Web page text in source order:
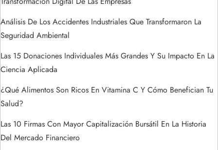
n
t
r
a
d
a
Análisis De Los Accidentes Industriales Que Transformaron La
Seguridad Ambiental
Las 15 Donaciones Individuales Más Grandes Y Su Impacto En La
Ciencia Aplicada
¿Qué Alimentos Son Ricos En Vitamina C Y Cómo Benefician Tu
Salud?
Las 10 Firmas Con Mayor Capitalización Bursátil En La Historia
Del Mercado Financiero